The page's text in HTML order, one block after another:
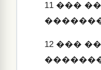
11 ���
12 ���